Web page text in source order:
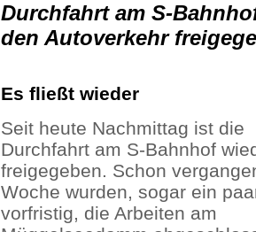
Durchfahrt am S-
den Autoverkehr
Es fließt wieder
Seit heute Nachmittag ist die
Durchfahrt am S-Bahnhof
freigegeben. Schon
Woche wurden, sogar ein
vorfristig, die Arbeiten am